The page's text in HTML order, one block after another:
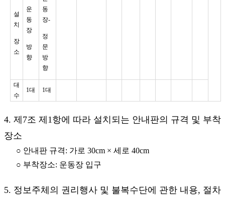
설
치
장
소
운
동
장
방
향
동
장-
정
문
방
향
대
수
1대 1대
4. 제7조 제1항에 따라 설치되는 안내판의 규격 및 부착
장소
○ 안내판 규격: 가로 30cm × 세로 40cm
○ 부착장소: 운동장 입구
5. 정보주체의 권리행사 및 불복수단에 관한 내용, 절차